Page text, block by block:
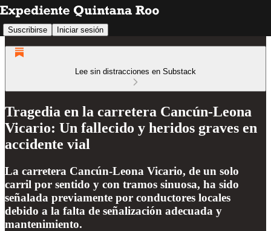
Suscribirse Iniciar sesión
Lee sin distracciones en Substack
Tragedia en la carretera Cancún-Leona
Vicario: Un fallecido y heridos graves en
accidente vial
La carretera Cancún-Leona Vicario, de un solo
carril por sentido y con tramos sinuosa, ha sido
señalada previamente por conductores locales
debido a la falta de señalización adecuada y
mantenimiento.